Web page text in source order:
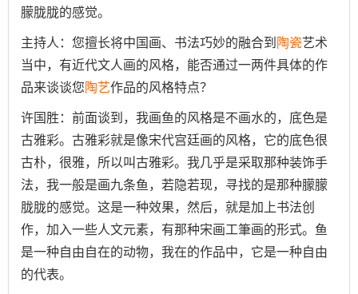
朦胧胧的感觉。
主持人：您擅长将中国画、书法巧妙的融合到陶瓷艺术
当中，有近代文人画的风格，能否通过一两件具体的作
品来谈谈您陶艺作品的风格特点？
许国胜：前面谈到，我画鱼的风格是不画水的，底色是
古雅彩。古雅彩就是像宋代宫廷画的风格，它的底色很
古朴，很雅，所以叫古雅彩。我几乎是采取那种装饰手
法，我一般是画九条鱼，若隐若现，寻找的是那种朦朦
胧胧的感觉。这是一种效果，然后，就是加上书法创
作，加入一些人文元素，有那种宋画工筆画的形式。鱼
是一种自由自在的动物，我在的作品中，它是一种自由
的代表。